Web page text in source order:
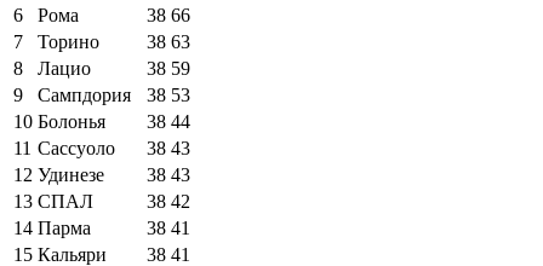
6
Рома 38 66
7
Торино 38 63
8
Лацио 38 59
9
Сампдория 38 53
10 Болонья 38 44
11 Сассуоло 38 43
12 Удинезе 38 43
13 СПАЛ 38 42
14 Парма 38 41
15 Кальяри 38 41